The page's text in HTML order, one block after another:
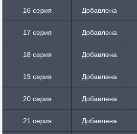
16 серия Добавлена
17 серия Добавлена
18 серия Добавлена
19 серия Добавлена
20 серия Добавлена
21 серия Добавлена